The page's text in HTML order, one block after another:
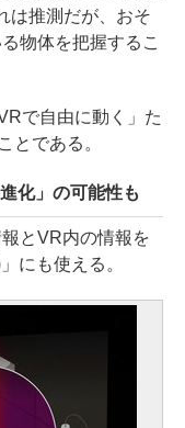
は推測だが、おそ
物体を把握するこ
で自由に動く」た
とである。
化」の可能性も
とVR内の情報を
にも使える。